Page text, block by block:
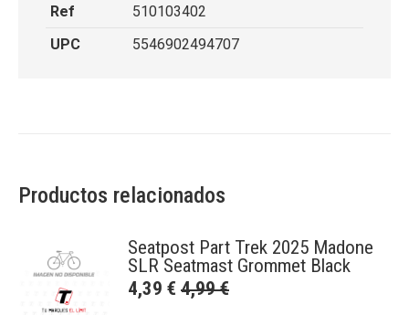
Ref
510103402
UPC
5546902494707
Productos relacionados
Seatpost Part Trek 2025 Madone
SLR Seatmast Grommet Black
4,39 € 4,99€